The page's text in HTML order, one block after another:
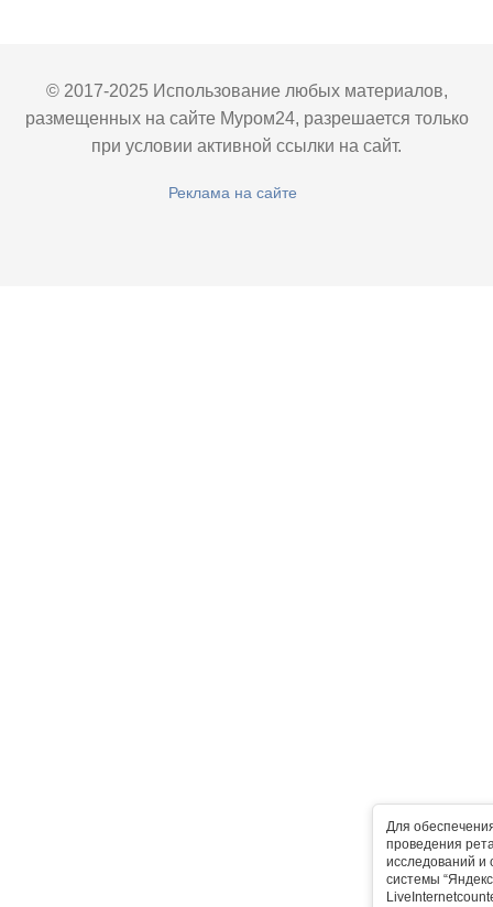
Для
проведения
исследований и
системы
© 2017-2025 Использование любых материалов,
размещенных на сайте Муром24, разрешается только
при условии активной ссылки на сайт.
Реклама на сайте